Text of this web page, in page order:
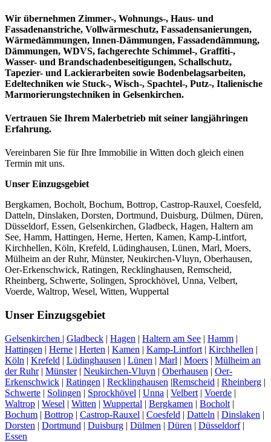
Wir übernehmen Zimmer-, Wohnungs-, Haus- und
Fassadenanstriche, Vollwärmeschutz, Fassadensanierungen,
Wärmedämmungen, Innen-Dämmungen, Fassadendämmung,
Dämmungen, WDVS, fachgerechte Schimmel-, Graffiti-,
Wasser- und Brandschadenbeseitigungen, Schallschutz,
Tapezier- und Lackierarbeiten sowie Bodenbelagsarbeiten,
Edeltechniken wie Stuck-, Wisch-, Spachtel-, Putz-, Italienische
Marmorierungstechniken in Gelsenkirchen.
Vertrauen Sie Ihrem Malerbetrieb mit seiner langjähringen
Erfahrung.
Vereinbaren Sie für Ihre Immobilie in Witten doch gleich einen
Termin mit uns.
Unser Einzugsgebiet
Bergkamen, Bocholt, Bochum, Bottrop, Castrop-Rauxel, Coesfeld,
Datteln, Dinslaken, Dorsten, Dortmund, Duisburg, Dülmen, Düren,
Düsseldorf, Essen, Gelsenkirchen, Gladbeck, Hagen, Haltern am
See, Hamm, Hattingen, Herne, Herten, Kamen, Kamp-Lintfort,
Kirchhellen, Köln, Krefeld, Lüdinghausen, Lünen, Marl, Moers,
Mülheim an der Ruhr, Münster, Neukirchen-Vluyn, Oberhausen,
Oer-Erkenschwick, Ratingen, Recklinghausen, Remscheid,
Rheinberg, Schwerte, Solingen, Sprockhövel, Unna, Velbert,
Voerde, Waltrop, Wesel, Witten, Wuppertal
Unser Einzugsgebiet
Gelsenkirchen | Gladbeck | Hagen | Haltern am See | Hamm |
Hattingen | Herne | Herten | Kamen | Kamp-Lintfort | Kirchhellen |
Köln | Krefeld | Lüdinghausen | Lünen | Marl | Moers | Mülheim an
der Ruhr| Münster| Neukirchen-Vluyn | Oberhausen | Oer-
Erkenschwick | Ratingen | Recklinghausen |Remscheid | Rheinberg |
Schwerte | Solingen | Sprockhövel | Unna | Velbert | Voerde |
Waltrop | Wesel | Witten | Wuppertal | Bergkamen | Bocholt |
Bochum | Bottrop | Castrop-Rauxel | Coesfeld | Datteln | Dinslaken |
Dorsten | Dortmund | Duisburg | Dülmen | Düren | Düsseldorf|
Essen